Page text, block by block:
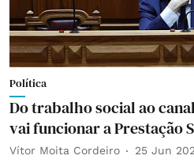
Política
Do trabalho social ao
vai funcionar a Prestação
Vítor Moita Cordeiro 25 Jun